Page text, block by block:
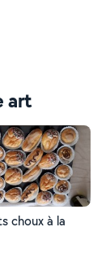
art
choux à la